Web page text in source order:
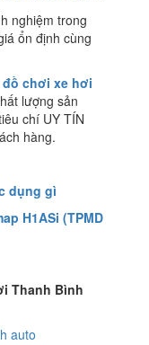
nghiệm trong
ổn định cùng
đồ chơi xe hơi
lượng sản
chí UY TÍN
hàng.
dụng gì
H1ASi (TPMD
Thanh Bình
auto